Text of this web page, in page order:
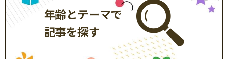
年齢とテーマで
記事を探す